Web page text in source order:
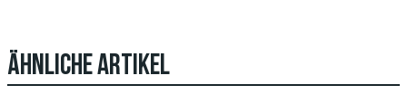
ÄHNLICHE ARTIKEL